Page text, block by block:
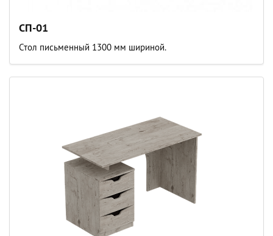
СП-01
Стол письменный 1300 мм шириной.